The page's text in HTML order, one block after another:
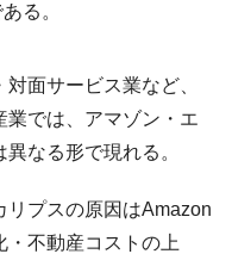
る。
面サービス業など、
業では、アマゾン・エ
なる形で現れる。
プスの原因はAmazon
不動産コストの上